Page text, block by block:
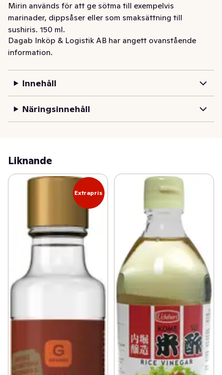
Mirin används för att ge sötma till exempelvis
marinader, dippsåser eller som smaksättning till
sushiris. 150 ml.
Dagab Inköp & Logistik AB har angett ovanstående
information.
Innehåll
Näringsinnehåll
Liknande
Extrapris